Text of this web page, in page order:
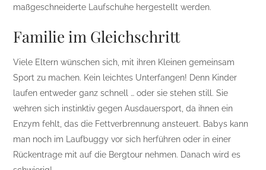
maßgeschneiderte Laufschuhe hergestellt werden.
Familie im Gleichschritt
Viele Eltern wünschen sich, mit ihren Kleinen gemeinsam
Sport zu machen. Kein leichtes Unterfangen! Denn Kinder
laufen entweder ganz schnell … oder sie stehen still. Sie
wehren sich instinktiv gegen Ausdauersport, da ihnen ein
Enzym fehlt, das die Fettverbrennung ansteuert. Babys kann
man noch im Laufbuggy vor sich herführen oder in einer
Rückentrage mit auf die Bergtour nehmen. Danach wird es